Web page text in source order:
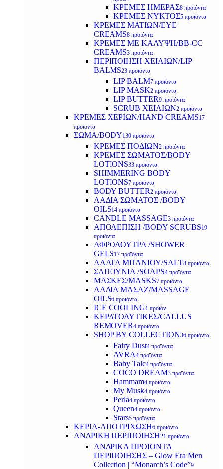
ΚΡΕΜΕΣ ΗΜΕΡΑΣ8 προϊόντα
ΚΡΕΜΕΣ ΝΥΚΤΟΣ5 προϊόντα
ΚΡΕΜΕΣ ΜΑΤΙΩΝ/EYE
CREAMS8 προϊόντα
ΚΡΕΜΕΣ ΜΕ ΚΑΛΥΨΗ/BB-CC
CREAMS3 προϊόντα
ΠΕΡΙΠΟΙΗΣΗ ΧΕΙΛΙΩΝ/LIP
BALMS23 προϊόντα
LIP BALM7 προϊόντα
LIP MASK2 προϊόντα
LIP BUTTER9 προϊόντα
SCRUB ΧΕΙΛΙΩΝ2 προϊόντα
ΚΡΕΜΕΣ ΧΕΡΙΩΝ/HAND CREAMS17
προϊόντα
ΣΩΜΑ/BODY130 προϊόντα
ΚΡΕΜΕΣ ΠΟΔΙΩΝ2 προϊόντα
ΚΡΕΜΕΣ ΣΩΜΑΤΟΣ/BODY
LOTIONS33 προϊόντα
SHIMMERING BODY
LOTIONS7 προϊόντα
BODY BUTTER2 προϊόντα
ΛΑΔΙΑ ΣΩΜΑΤΟΣ /BODY
OILS14 προϊόντα
CANDLE MASSAGE3 προϊόντα
ΑΠΟΛΕΠΙΣΗ /BODY SCRUBS19
προϊόντα
ΑΦΡΟΛΟΥΤΡΑ /SHOWER
GELS17 προϊόντα
ΑΛΑΤΑ ΜΠΑΝΙΟΥ/SALT8 προϊόντα
ΣΑΠΟΥΝΙΑ /SOAPS4 προϊόντα
ΜΑΣΚΕΣ/MASKS7 προϊόντα
ΛΑΔΙΑ ΜΑΣΑΖ/MASSAGE
OILS6 προϊόντα
ICE COOLING1 προϊόν
ΚΕΡΑΤΟΛΥΤΙΚΕΣ/CALLUS
REMOVER4 προϊόντα
SHOP BY COLLECTION36 προϊόντα
Fairy Dust4 προϊόντα
AVRA4 προϊόντα
Baby Talc4 προϊόντα
COCO DREAM3 προϊόντα
Hammam4 προϊόντα
My Musk4 προϊόντα
Perla4 προϊόντα
Queen4 προϊόντα
Stars5 προϊόντα
ΚΕΡΙΑ-ΑΠΟΤΡΙΧΩΣΗ6 προϊόντα
ΑΝΔΡΙΚΗ ΠΕΡΙΠΟΙΗΣΗ21 προϊόντα
ΑΝΔΡΙΚΑ ΠΡΟΙΟΝΤΑ
ΠΕΡΙΠΟΙΗΣΗΣ – Glow Era Men
Collection | “Monarch’s Code”9